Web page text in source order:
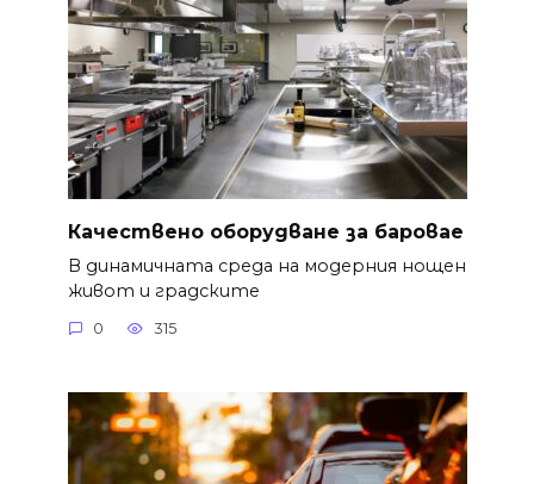
Качествено оборудване за баровае
В динамичната среда на модерния нощен
живот и градските
0 315